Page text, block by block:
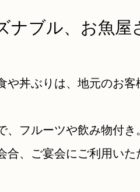
ナブル、お魚屋
や丼ぶりは、地元のお
フルーツや飲み物付き
、ご宴会にご利用いた